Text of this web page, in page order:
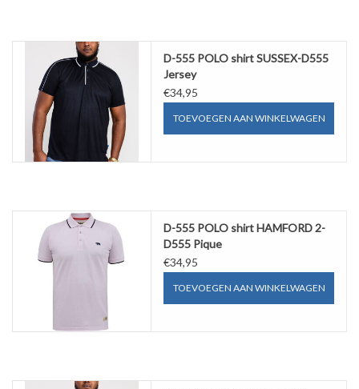
D-555 POLO shirt SUSSEX-D555
Jersey
€34,95
TOEVOEGEN AAN WINKELWAGEN
D-555 POLO shirt HAMFORD 2-
D555 Pique
€34,95
TOEVOEGEN AAN WINKELWAGEN